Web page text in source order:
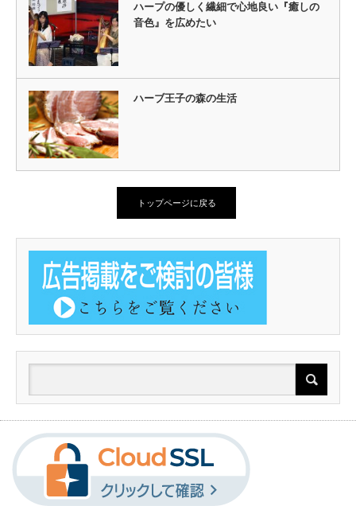
ハープの優しく繊細で心地良い『癒しの
音色』を広めたい
ハーブ王子の森の生活
トップページに戻る